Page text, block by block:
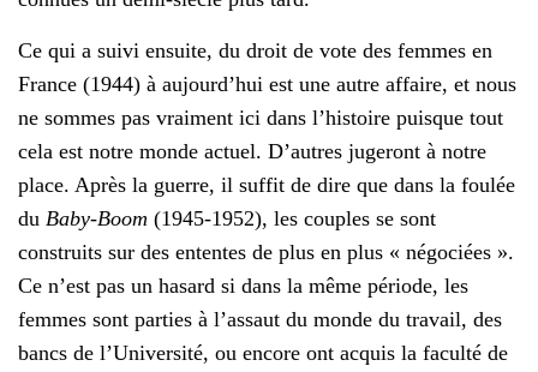
Ce qui a suivi ensuite, du droit de vote des femmes en
France (1944) à aujourd’hui est une autre affaire, et nous
ne sommes pas vraiment ici dans l’histoire puisque tout
cela est notre monde actuel. D’autres jugeront à notre
place. Après la guerre, il suffit de dire que dans la foulée
du Baby-Boom (1945-1952), les couples se sont
construits sur des ententes de plus en plus « négociées ».
Ce n’est pas un hasard si dans la même période, les
femmes sont parties à l’assaut du monde du travail, des
bancs de l’Université, ou encore ont acquis la faculté de